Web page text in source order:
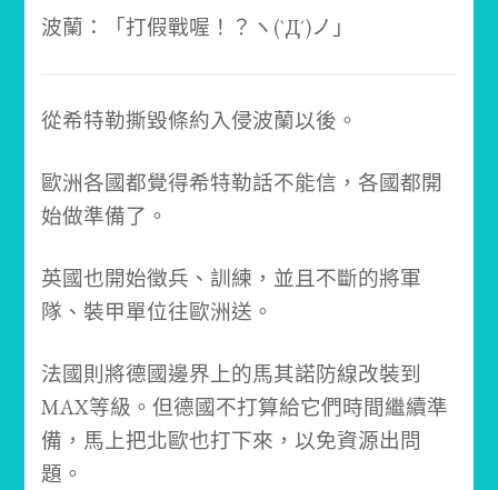
波蘭：「打假戰喔！？ヽ(`Д´)ノ」
從希特勒撕毀條約入侵波蘭以後。
歐洲各國都覺得希特勒話不能信，各國都開
始做準備了。
英國也開始徵兵、訓練，並且不斷的將軍
隊、裝甲單位往歐洲送。
法國則將德國邊界上的馬其諾防線改裝到
MAX等級。但德國不打算給它們時間繼續準
備，馬上把北歐也打下來，以免資源出問
題。